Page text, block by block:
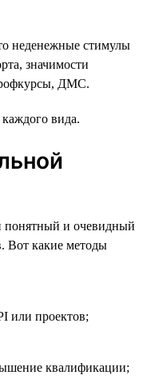
неденежные стимулы
значимости
ДМС.
вида.
и очевидный
Вот какие методы
или проектов;
квалификации;